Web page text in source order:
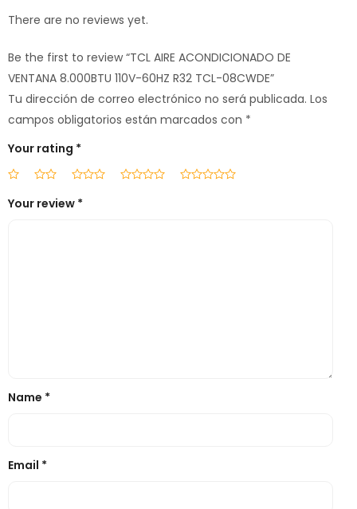
There are no reviews yet.
Be the first to review “TCL AIRE ACONDICIONADO DE
VENTANA 8.000BTU 110V-60HZ R32 TCL-08CWDE”
Tu dirección de correo electrónico no será publicada. Los
campos obligatorios están marcados con *
Your rating *
Your review *
Name *
Email *